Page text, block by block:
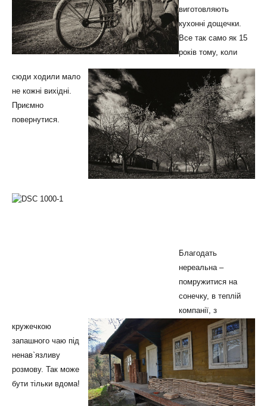
виготовляють
кухонні дощечки.
Все так само як 15
років тому, коли
сюди ходили мало
не кожні вихідні.
Приємно
повернутися.
Благодать
нереальна –
помружитися на
сонечку, в теплій
компанії, з
кружечкою
запашного чаю під
ненав`язливу
розмову. Так може
бути тільки вдома!